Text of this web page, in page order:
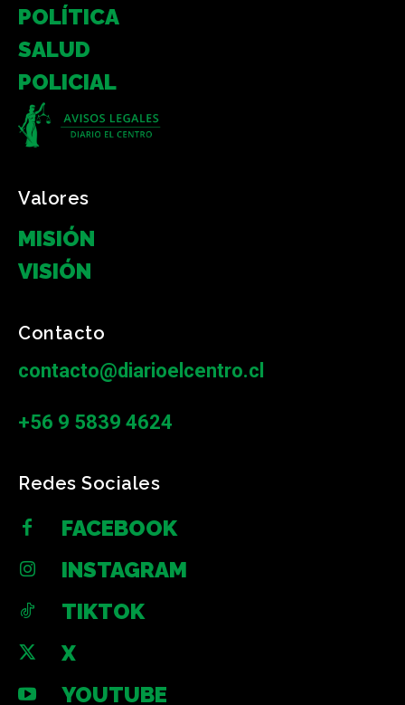
POLÍTICA
SALUD
POLICIAL
Valores
MISIÓN
VISIÓN
Contacto
contacto@diarioelcentro.cl
+56 9 5839 4624
Redes Sociales
FACEBOOK
INSTAGRAM
TIKTOK
X
YOUTUBE